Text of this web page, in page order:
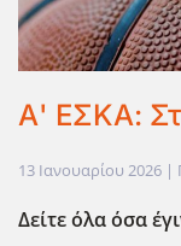
Α' ΕΣΚΑ:
13 Ιανουαρίου 2026 |
Δείτε όλα όσα